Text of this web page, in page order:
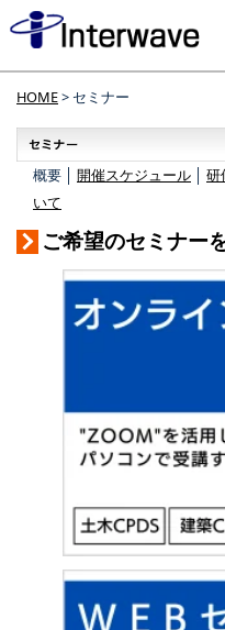
HOME> セミナー
概要 │ 開催スケジュール 研
いて
ご希望のセミナー